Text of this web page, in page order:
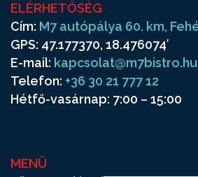
ELÉRHETŐSÉG
Cím: M7 autópálya 60. km,
GPS: 47.177370, 18.476074′
E-mail: kapcsolat@m7bistro.hu
Telefon: +36 30 21 777 12
Hétfő-vasárnap: 7:00 – 15:00
MENÜ